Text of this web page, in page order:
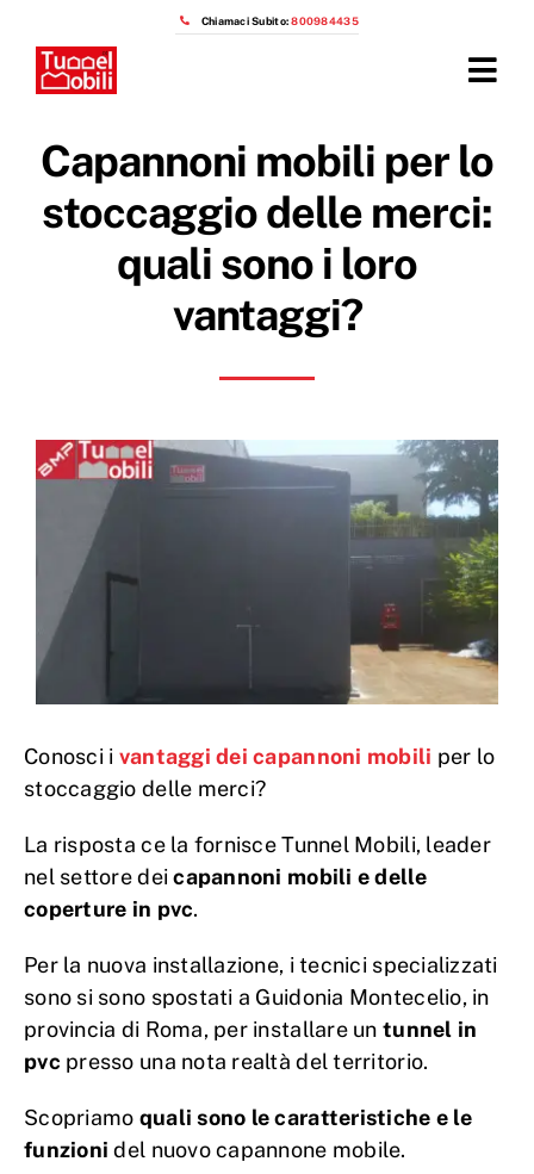
contenuto
Chiamaci Subito:800984435
Prodotti
OTTIENI IL PREVENTIVO
Capannoni mobili per lo
stoccaggio delle merci:
quali sono i loro
vantaggi?
Conosci i vantaggi dei capannoni mobili per lo
stoccaggio delle merci?
La risposta ce la fornisce Tunnel Mobili, leader
nel settore deicapannoni mobili e delle
coperture in pvc.
Per la nuova installazione, i tecnici specializzati
sono si sono spostati a Guidonia Montecelio, in
provincia di Roma, per installare un tunnel in
pvc presso una nota realtà del territorio.
Scopriamo quali sono le caratteristiche e le
funzioni del nuovo capannone mobile.